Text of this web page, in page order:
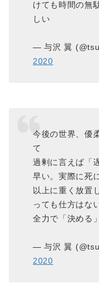
けても時間の無
しい
— 与沢 翼
2020
今後の世界、優
て
過剰に言えば「
早い。実際に死
以上に重く放置
っても仕方はな
全力で「決める
— 与沢 翼
2020